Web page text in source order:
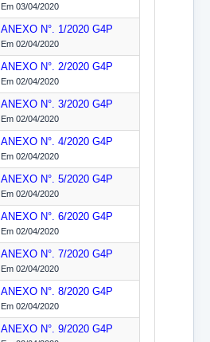
Em 03/04/2020
ANEXO N°. 1/2020 G4P
Em 02/04/2020
ANEXO N°. 2/2020 G4P
Em 02/04/2020
ANEXO N°. 3/2020 G4P
Em 02/04/2020
ANEXO N°. 4/2020 G4P
Em 02/04/2020
ANEXO N°. 5/2020 G4P
Em 02/04/2020
ANEXO N°. 6/2020 G4P
Em 02/04/2020
ANEXO N°. 7/2020 G4P
Em 02/04/2020
ANEXO N°. 8/2020 G4P
Em 02/04/2020
ANEXO N°. 9/2020 G4P